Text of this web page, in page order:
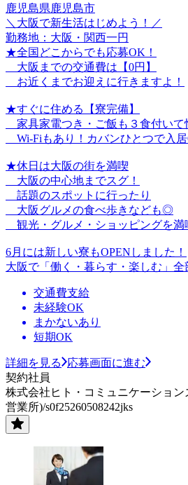
鹿児島県鹿児島市
＼大阪で新生活はじめよう！／
勤務地：大阪・関西一円
★全国どこからでも応募OK！
大阪までの交通費は【0円】
お近くまでお迎えに行きますよ！
★すぐに住める【寮完備】
家具家電つき・ご飯も３食付いて
Wi-Fiもあり！カバンひとつで入居
★休日は大阪の街を満喫
大阪の中心地までスグ！
話題のスポットに行ったり
大阪グルメの食べ歩きなども◎
観光・グルメ・ショッピングを満
6月には新しい寮もOPENしました！
大阪で「働く・暮らす・楽しむ」全
交通費支給
未経験OK
まかないあり
短期OK
詳細を見る
応募画面に進む
契約社員
株式会社ヒト・コミュニケーショ
営業所)/s0f25260508242jks